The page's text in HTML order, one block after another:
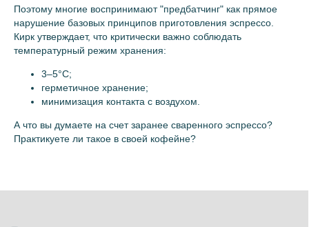
Поэтому многие воспринимают "предбатчинг" как прямое
нарушение базовых принципов приготовления эспрессо.
Кирк утверждает, что критически важно соблюдать
температурный режим хранения:
3–5°C;
герметичное хранение;
минимизация контакта с воздухом.
А что вы думаете на счет заранее сваренного эспрессо?
Практикуете ли такое в своей кофейне?